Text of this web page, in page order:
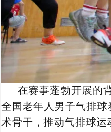
在赛事蓬勃开展的
全国老年人男子气排
术骨干，推动气排球